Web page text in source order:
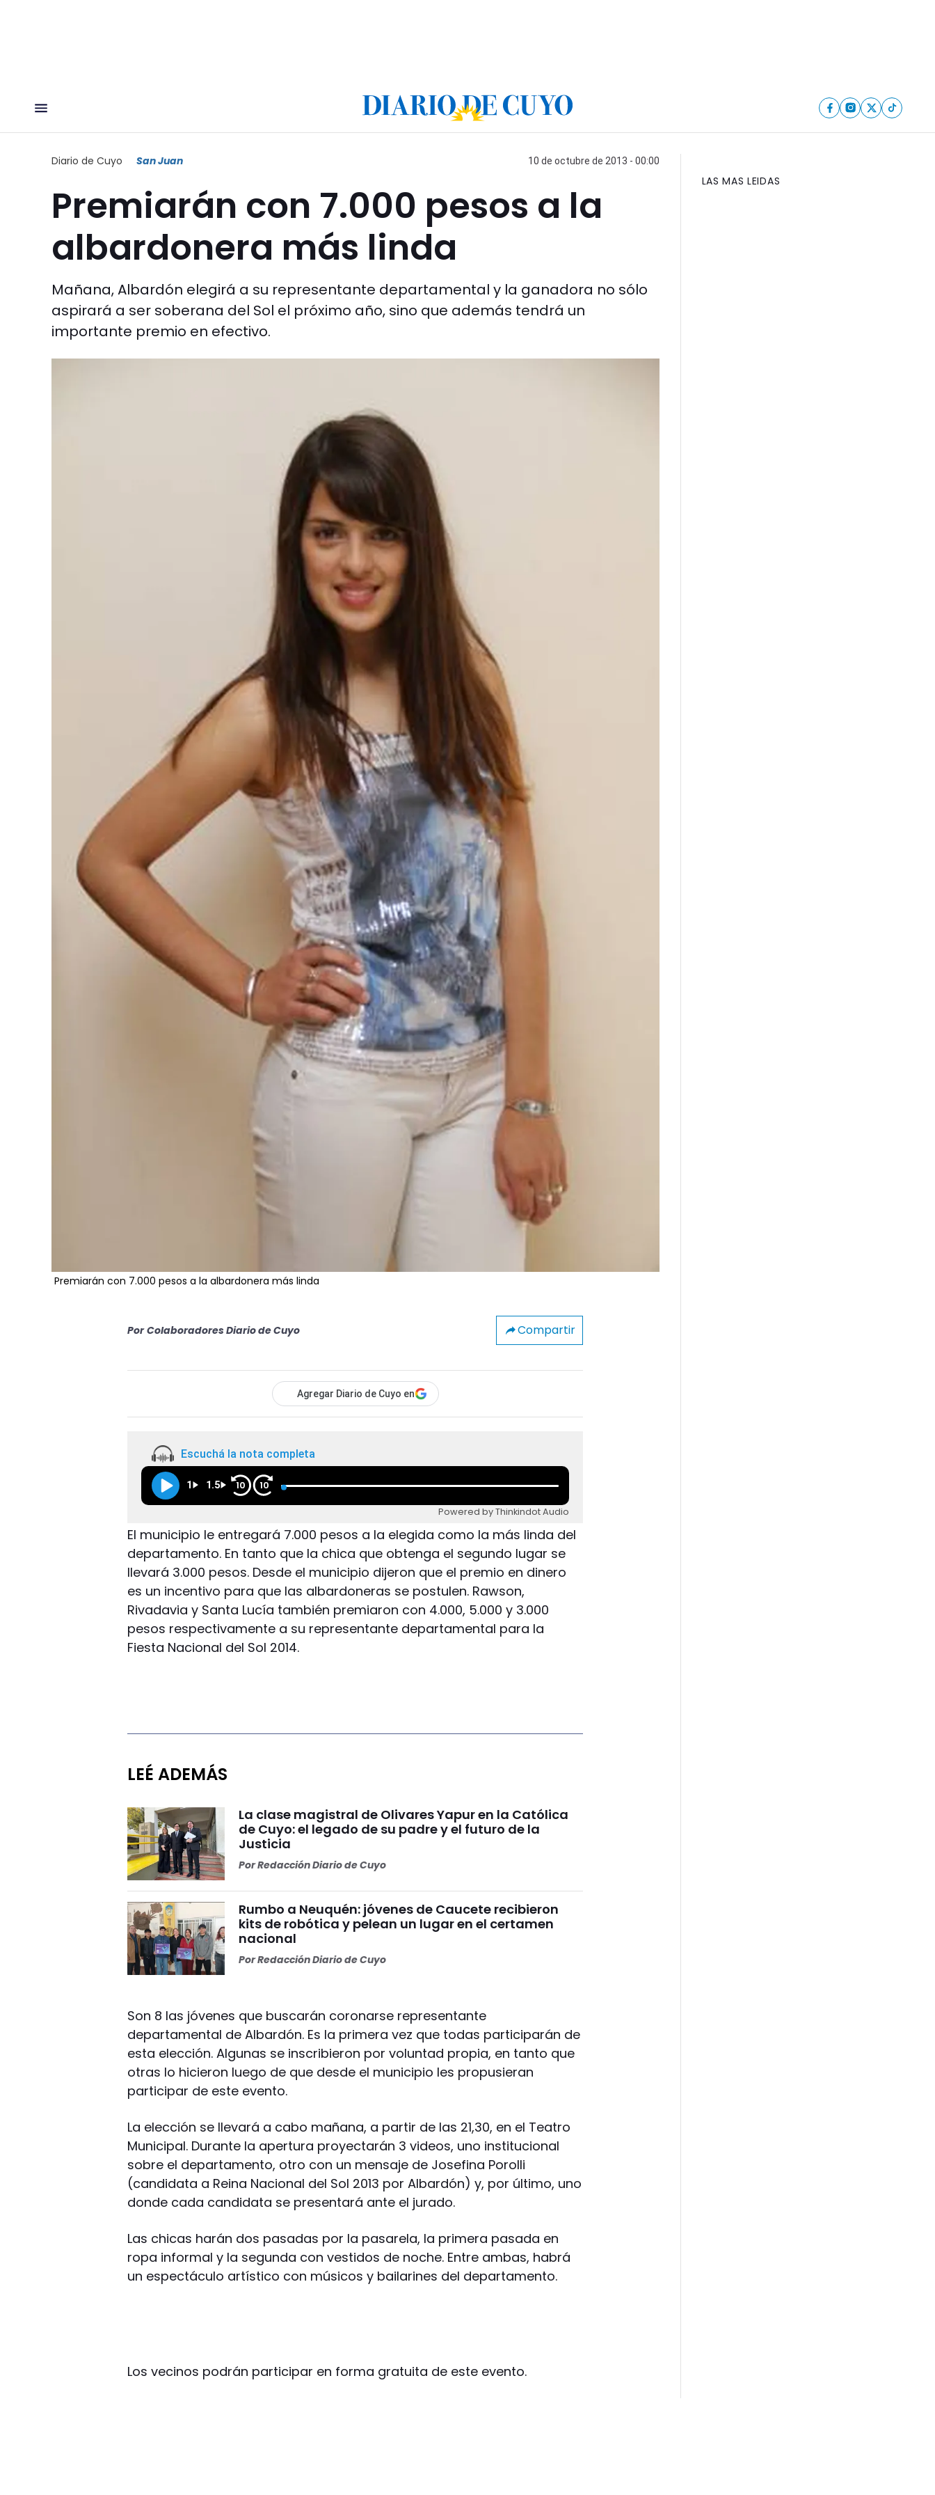
Diario de Cuyo San Juan 10 de octubre de 2013 - 00:00
Premiarán con 7.000 pesos a la
albardonera más linda
Mañana, Albardón elegirá a su representante departamental y la ganadora no sólo
aspirará a ser soberana del Sol el próximo año, sino que además tendrá un
importante premio en efectivo.
Premiarán con 7.000 pesos a la albardonera más linda
Por Colaboradores Diario de Cuyo Compartir
Agregar Diario de Cuyo en
Escuchá la nota completa
1 1.5 10 10
Powered by Thinkindot Audio
El municipio le entregará 7.000 pesos a la elegida como la más linda del
departamento. En tanto que la chica que obtenga el segundo lugar se
llevará 3.000 pesos. Desde el municipio dijeron que el premio en dinero
es un incentivo para que las albardoneras se postulen. Rawson,
Rivadavia y Santa Lucía también premiaron con 4.000, 5.000 y 3.000
pesos respectivamente a su representante departamental para la
Fiesta Nacional del Sol 2014.
LEÉ ADEMÁS
La clase magistral de Olivares Yapur en la Católica
de Cuyo: el legado de su padre y el futuro de la
Justicia
PorRedacción Diario de Cuyo
Rumbo a Neuquén: jóvenes de Caucete recibieron
kits de robótica y pelean un lugar en el certamen
nacional
PorRedacción Diario de Cuyo
Son 8 las jóvenes que buscarán coronarse representante
departamental de Albardón. Es la primera vez que todas participarán de
esta elección. Algunas se inscribieron por voluntad propia, en tanto que
otras lo hicieron luego de que desde el municipio les propusieran
participar de este evento.
La elección se llevará a cabo mañana, a partir de las 21,30, en el Teatro
Municipal. Durante la apertura proyectarán 3 videos, uno institucional
sobre el departamento, otro con un mensaje de Josefina Porolli
(candidata a Reina Nacional del Sol 2013 por Albardón) y, por último, uno
donde cada candidata se presentará ante el jurado.
Las chicas harán dos pasadas por la pasarela, la primera pasada en
ropa informal y la segunda con vestidos de noche. Entre ambas, habrá
un espectáculo artístico con músicos y bailarines del departamento.
Los vecinos podrán participar en forma gratuita de este evento.
LAS MAS LEIDAS